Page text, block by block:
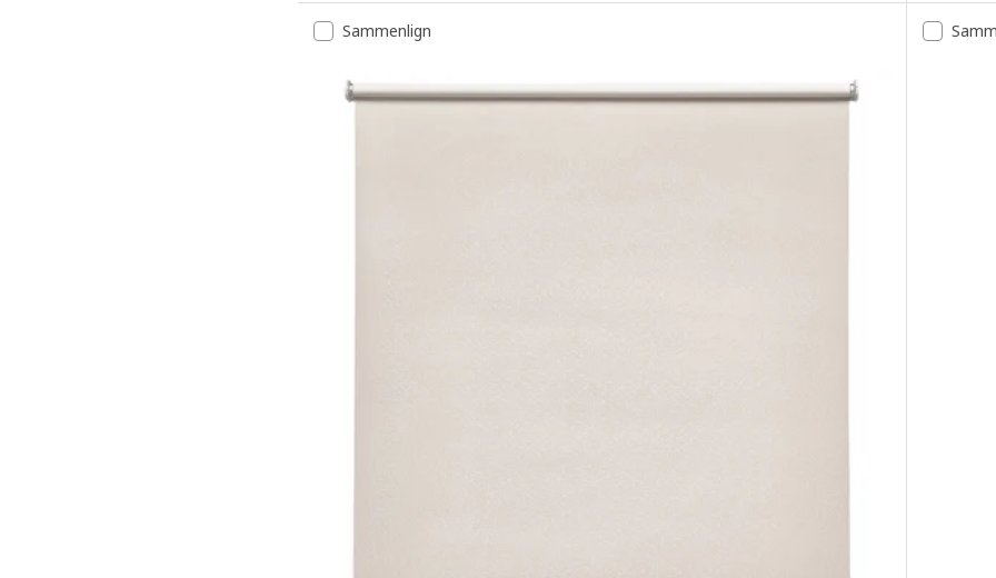
Sammenlign